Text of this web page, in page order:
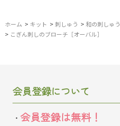
ホーム > キット > 刺しゅう > 和の刺しゅう
> こぎん刺しのブローチ［オーバル］
会員登録について
会員登録は無料！